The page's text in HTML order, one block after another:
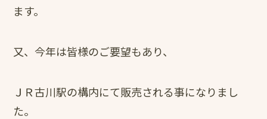
ます。
又、今年は皆様のご要望もあり、
ＪＲ古川駅の構内にて販売される事になりまし
た。